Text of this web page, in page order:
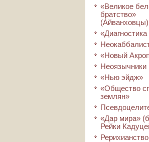
«Великое
братство»
(Айванховцы)
«Новый
Неоязычники
«Нью эйдж»
«Общество
землян»
«Дар мира»
Рейки
Рерихианство